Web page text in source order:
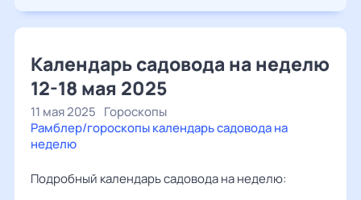
Календарь садовода на неделю
12-18 мая 2025
11 мая 2025 Гороскопы
Рамблер/гороскопы календарь садовода на
неделю
Подробный календарь садовода на неделю: